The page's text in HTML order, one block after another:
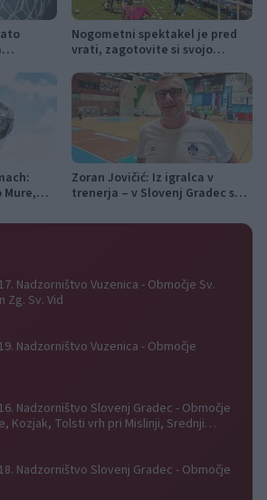
Nogometni spektakel je pred
vrati, zagotovite si svojo
Zoran Jovičić: Iz igralca v
trenerja – v Slovenj Gradec se
Nadzorništvo Vuzenica - Območje Sv.
Zg. Sv. Vid
Nadzorništvo Vuzenica - Območje
Nadzorništvo Slovenj Gradec - Območje
Kozjak, Tolsti vrh pri Mislinji, Srednji
Nadzorništvo Slovenj Gradec - Območje